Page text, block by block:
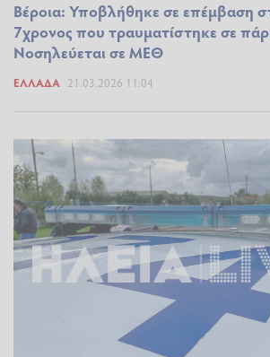
Βέροια: Υποβλήθηκε σε επέμβαση
7χρονος που τραυματίστηκε σε
Νοσηλεύεται σε ΜΕΘ
ΕΛΛΆΔΑ 21.03.2026 11:04